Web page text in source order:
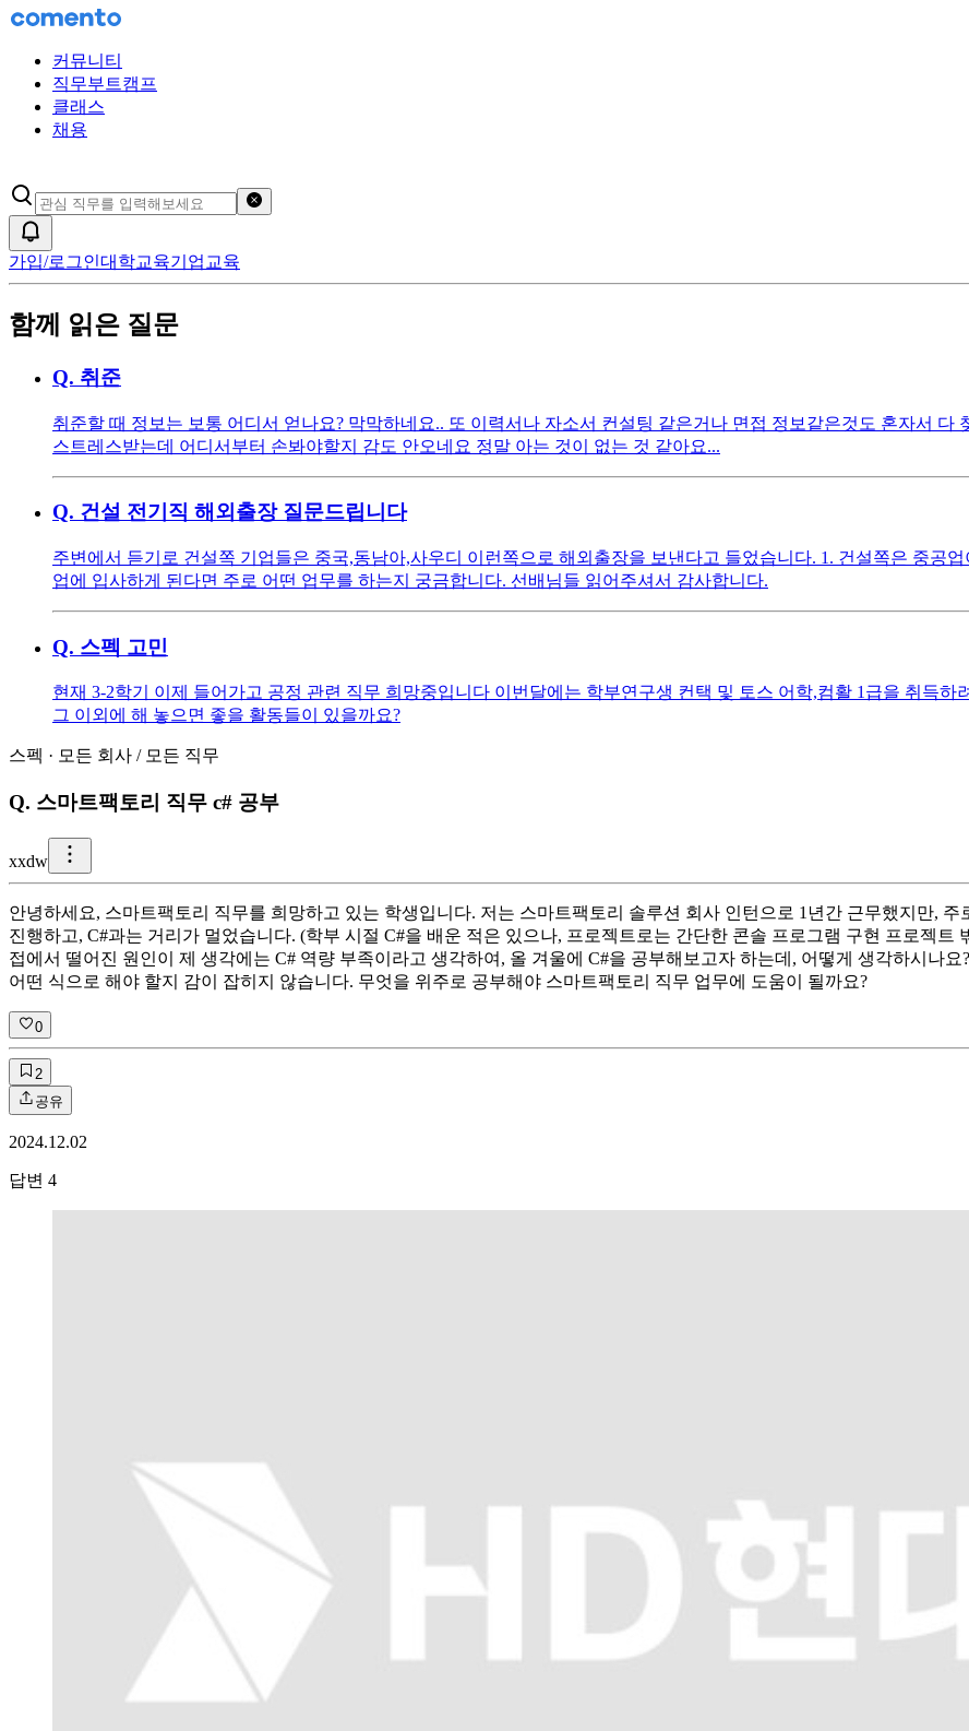
커뮤니티
직무부트캠프
클래스
채용
가입/로그인대학교육기업교육
함께 읽은 질문
Q. 취준
취준할 때 정보는 보통 어디서 얻나요? 막막하네요.. 또 이력서나 자소서 컨설팅 같은거나 면접 정보같은것도 혼자서 다
스트레스받는데 어디서부터 손봐야할지 감도 안오네요 정말 아는 것이 없는 것 같아요...
Q. 건설 전기직 해외출장 질문드립니다
주변에서 듣기로 건설쪽 기업들은 중국,동남아,사우디 이런쪽으로 해외출장을 보낸다고 들었습니다. 1. 건설쪽은 중공
업에 입사하게 된다면 주로 어떤 업무를 하는지 궁금합니다. 선배님들 읽어주셔서 감사합니다.
Q. 스펙 고민
현재 3-2학기 이제 들어가고 공정 관련 직무 희망중입니다 이번달에는 학부연구생 컨택 및 토스 어학,컴활 1급을 취득
그 이외에 해 놓으면 좋을 활동들이 있을까요?
스펙 · 모든 회사 / 모든 직무
Q. 스마트팩토리 직무 c# 공부
xxdw
안녕하세요, 스마트팩토리 직무를 희망하고 있는 학생입니다. 저는 스마트팩토리 솔루션 회사 인턴으로 1년간 근무했지만,
진행하고, C#과는 거리가 멀었습니다. (학부 시절 C#을 배운 적은 있으나, 프로젝트로는 간단한 콘솔 프로그램 구현 프로젝트
접에서 떨어진 원인이 제 생각에는 C# 역량 부족이라고 생각하여, 올 겨울에 C#을 공부해보고자 하는데, 어떻게 생각하시나
어떤 식으로 해야 할지 감이 잡히지 않습니다. 무엇을 위주로 공부해야 스마트팩토리 직무 업무에 도움이 될까요?
0
2
공유
2024.12.02
답변 4